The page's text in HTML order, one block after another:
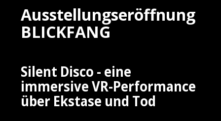
Ausstellungseröffnung
BLICKFANG
Silent Disco - eine
immersive VR-Performance
über Ekstase und Tod